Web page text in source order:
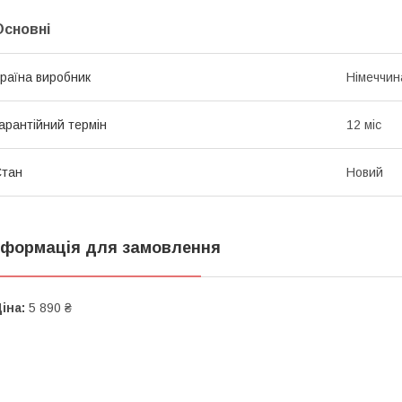
виробник
термін 12 міс
Новий
для замовлення
5 890 ₴